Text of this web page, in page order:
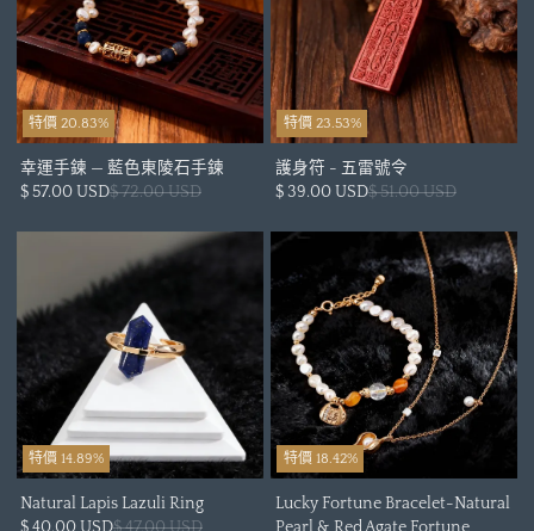
特價 20.83%
幸運手鍊 — 藍色東陵石手鍊
$ 57.00 USD$ 72.00 USD
特價 23.53%
護身符 - 五雷號令
$ 39.00 USD$ 51.00 USD
特價 14.89%
Natural Lapis Lazuli Ring
$ 40.00 USD$ 47.00 USD
特價 18.42%
Lucky Fortune Bracelet-Natural
Pearl & Red Agate Fortune